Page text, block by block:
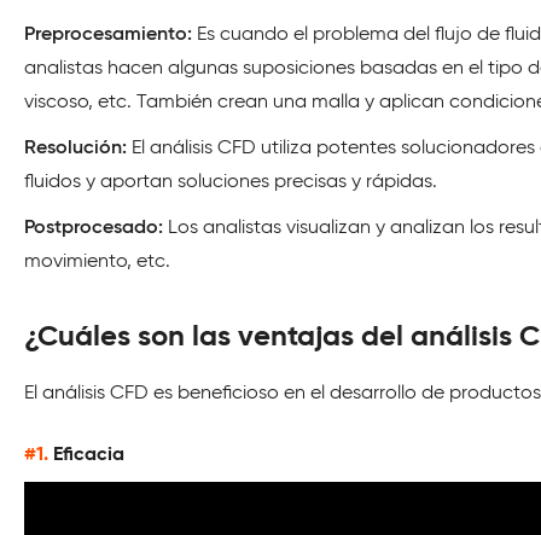
Preprocesamiento: Es cuando el problema del flujo de
analistas hacen algunas suposiciones basadas en el tipo
viscoso, etc. También crean una malla y aplican
Resolución: El análisis CFD utiliza potentes
fluidos y aportan soluciones precisas y rápidas.
Postprocesado: Los analistas visualizan y analizan los
movimiento, etc.
¿Cuáles son las ventajas del análisis
El análisis CFD es beneficioso en el desarrollo de
#1. Eficacia